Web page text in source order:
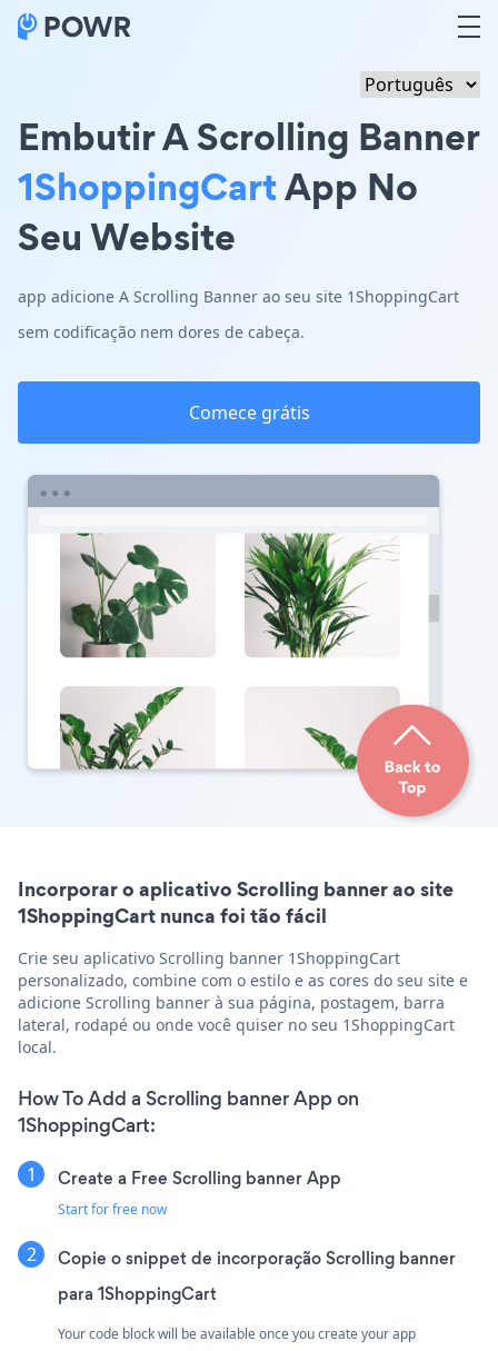
Embutir A Scrolling Banner
1ShoppingCartApp No
Seu Website
app adicione A Scrolling Banner ao seu site 1ShoppingCart
sem codificação nem dores de cabeça.
Comece grátis
Incorporar o aplicativo Scrolling banner ao site
1ShoppingCart nunca foi tão fácil
Crie seu aplicativo Scrolling banner 1ShoppingCart
personalizado, combine com o estilo e as cores do seu site e
adicione Scrolling banner à sua página, postagem, barra
lateral, rodapé ou onde você quiser no seu 1ShoppingCart
local.
How To Add a Scrolling banner App on
1ShoppingCart:
Create a Free Scrolling banner App
Start for free now
Copie o snippet de incorporação Scrolling banner
para 1ShoppingCart
Your code block will be available once you create your app